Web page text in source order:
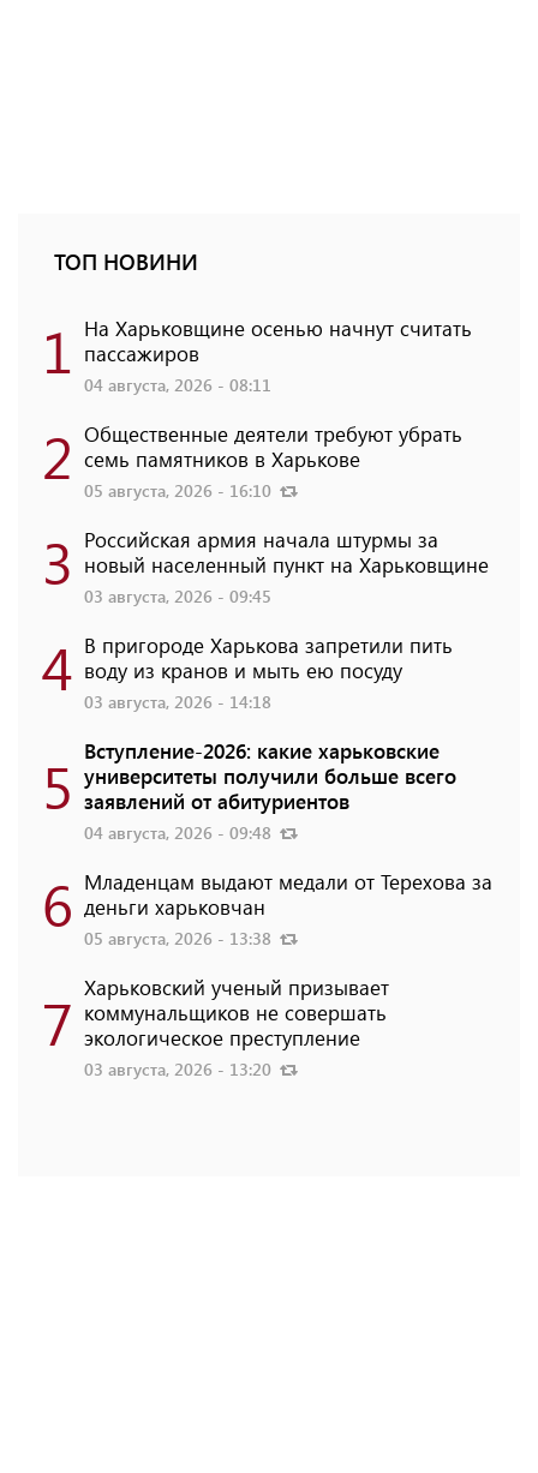
ТОП НОВИНИ
1 На Харьковщине осенью начнут считать
пассажиров
04 августа, 2026 - 08:11
2 Общественные деятели требуют убрать
семь памятников в Харькове
05 августа, 2026 - 16:10
3 Российская армия начала штурмы за
новый населенный пункт на Харьковщине
03 августа, 2026 - 09:45
4 В пригороде Харькова запретили пить
воду из кранов и мыть ею посуду
03 августа, 2026 - 14:18
5 Вступление-2026: какие харьковские
университеты получили больше всего
заявлений от абитуриентов
04 августа, 2026 - 09:48
6 Младенцам выдают медали от Терехова за
деньги харьковчан
05 августа, 2026 - 13:38
7 Харьковский ученый призывает
коммунальщиков не совершать
экологическое преступление
03 августа, 2026 - 13:20